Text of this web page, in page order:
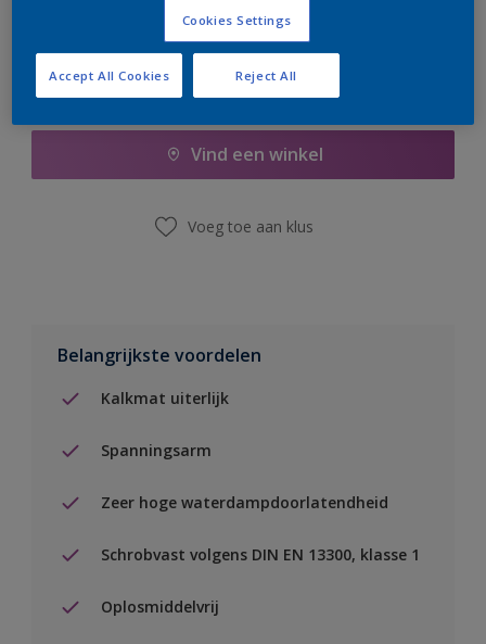
Boodschappenlijst
Vind een winkel
Voeg toe aan klus
Belangrijkste voordelen
Kalkmat uiterlijk
Spanningsarm
Zeer hoge waterdampdoorlatendheid
Schrobvast volgens DIN EN 13300, klasse 1
Oplosmiddelvrij
Cookies Settings
Reject All
Accept All Cookies